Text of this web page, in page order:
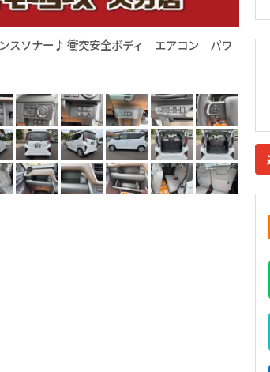
ンスソナー♪ 衝突安全ボディ エアコン パワ